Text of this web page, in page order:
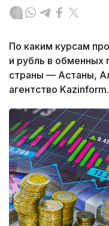
По каким курсам
и рубль в обменных
страны — Астаны,
агентство Kazinform.